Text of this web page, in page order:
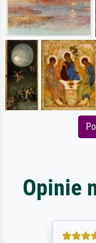
Opinie